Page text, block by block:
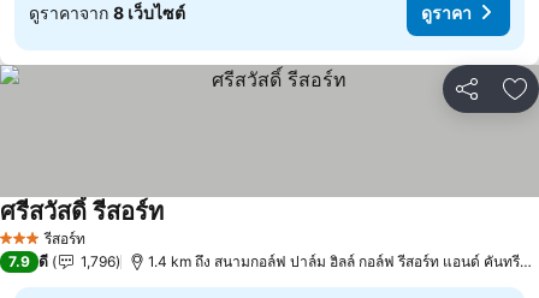
ดูราคาจาก 8 เว็บไซต์ ดูราคา
แชร์ เ
3 ดาว รีสอร์ท
ศรีสวัสดิ์ รีสอร์ทดูราคา
7.9 ดี 1,796 1.4 km ถึง สนามกอล์ฟ ปาล์ม ฮิลล์ กอล์ฟ รีสอร์ท แอนด์ คันทรีค